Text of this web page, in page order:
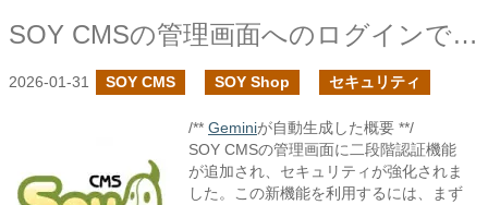
SOY CMSの管理画面へのログインで二段階認証を追加しました
2026-01-31 SOY CMS SOY Shop セキュリティ
/** Geminiが自動生成した概要 **/
SOY CMSの管理画面に二段階認証機能
が追加され、セキュリティが強化されま
した。この新機能を利用するには、まず